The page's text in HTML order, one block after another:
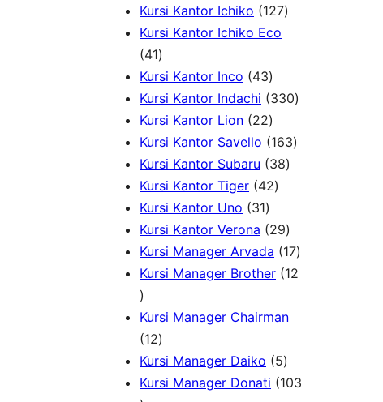
u
k
r
o
d
u
k
9
P
r
o
d
u
k
Kursi Kantor Ichiko 1271
r
d
u
Kursi Kantor Ichiko Eco
414
1
P
r
o
d
u
k
Kursi Kantor Inco 434
3
P
r
o
d
u
k
Kursi Kantor Indachi 3303
0
u
k
Kursi Kantor Lion 222
2
P
r
o
d
u
k
Kursi Kantor Savello 1631
o
d
Kursi Kantor Subaru 383
r
o
d
k
Kursi Kantor Tiger 424
P
o
u
Kursi Kantor Uno 313
1
P
r
d
k
Kursi Kantor Verona 292
9
P
o
u
k
Kursi Manager Arvada 171
7
u
Kursi Manager Brother 12
1
2
P
r
o
Kursi Manager Chairman
121
2
P
Kursi Manager Daiko 55
P
Kursi Manager Donati
103